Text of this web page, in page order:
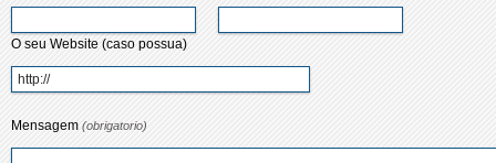
O seu Website (caso possua)
Mensagem (obrigatorio)